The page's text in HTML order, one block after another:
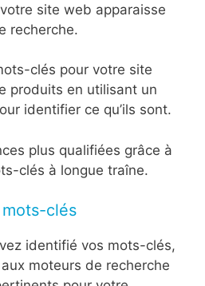
site web apparaisse
recherche.
clés pour votre site
produits en utilisant un
identifier ce qu’ils sont.
plus qualifiées grâce à
clés à longue traîne.
clés
identifié vos mots-clés,
moteurs de recherche